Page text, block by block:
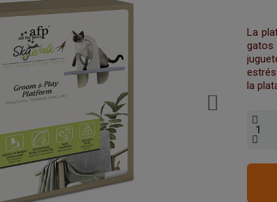
La
gatos
la